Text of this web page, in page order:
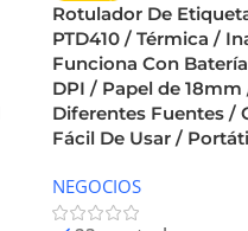
Rotulador De
PTD410 / Térmica /
Funciona Con
DPI / Papel de
Diferentes Fuentes /
Fácil De Usar /
NEGOCIOS